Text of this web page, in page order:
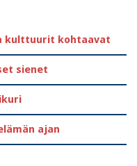
kulttuurit kohtaavat
sienet
ajan